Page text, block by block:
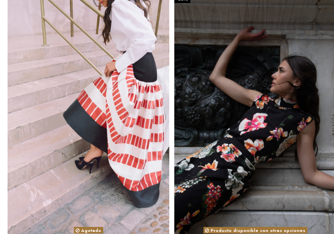
Agotado Producto disponible con otras opciones